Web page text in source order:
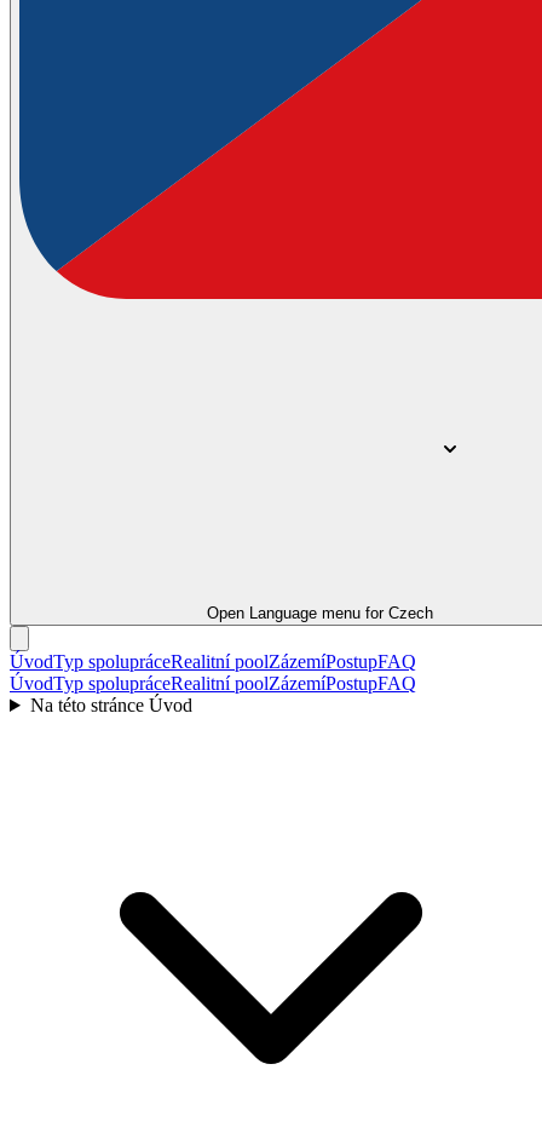
Open Language menu for Czech
ÚvodTyp spolupráceRealitní poolZázemíPostupFAQ
ÚvodTyp spolupráceRealitní poolZázemíPostupFAQ
Na této stránce Úvod